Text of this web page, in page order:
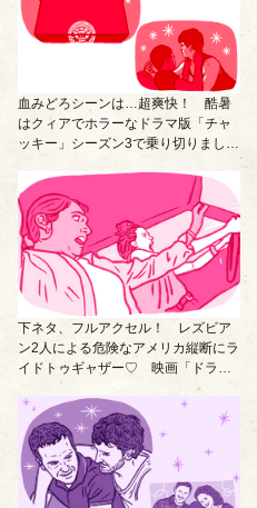
血みどろシーンは…超爽快！ 酷暑
はクィアでホラーなドラマ版「チャ
ッキー」シーズン3で乗り切りまし
ょ。
下ネタ、フルアクセル！ レズビア
ン2人による危険なアメリカ縦断にラ
イドトゥギャザー♡ 映画「ドライ
ブアウェイ・ドールズ」が控えめに
言って最高。